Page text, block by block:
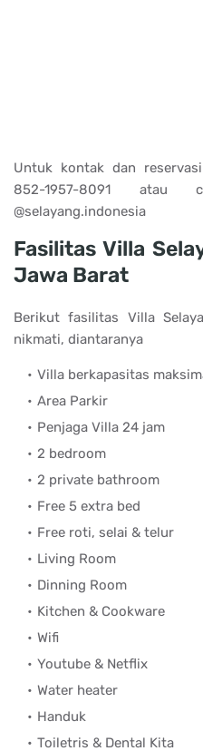
Untuk kontak dan
852-1957-8091 atau
@selayang.indonesia
Fasilitas Villa
Jawa Barat
Berikut fasilitas Villa
nikmati, diantaranya
Villa berkapasitas
Area Parkir
Penjaga Villa 24 jam
2 bedroom
2 private bathroom
Free 5 extra bed
Free roti, selai & telur
Living Room
Dinning Room
Kitchen & Cookware
Wifi
Youtube & Netflix
Water heater
Handuk
Toiletris & Dental Kita